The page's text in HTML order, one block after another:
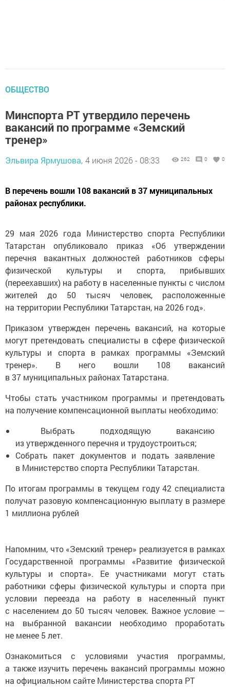
ОБЩЕСТВО
Минспорта РТ утвердило перечень
вакансий по программе «Земский
тренер»
Эльвира Ярмушова, 4 июня 2026 - 08:33 262 0 0
В перечень вошли 108 вакансий в 37 муниципальных
районах республики.
29 мая 2026 года Министерство спорта Республики
Татарстан опубликовало приказ «Об утверждении
перечня вакантных должностей работников сферы
физической культуры и спорта, прибывших
(переехавших) на работу в населенные пункты с числом
жителей до 50 тысяч человек, расположенные
на территории Республики Татарстан, на 2026 год».
Приказом утвержден перечень вакансий, на которые
могут претендовать специалисты в сфере физической
культуры и спорта в рамках программы «Земский
тренер». В него вошли 108 вакансий
в 37 муниципальных районах Татарстана.
Чтобы стать участником программы и претендовать
на получение компенсационной выплаты необходимо:
Выбрать подходящую вакансию
из утвержденного перечня и трудоустроиться;
Собрать пакет документов и подать заявление
в Министерство спорта Республики Татарстан.
По итогам программы в текущем году 42 специалиста
получат разовую компенсационную выплату в размере
1 миллиона рублей
Напомним, что «Земский тренер» реализуется в рамках
Государственной программы «Развитие физической
культуры и спорта». Ее участниками могут стать
работники сферы физической культуры и спорта при
условии переезда на работу в населенный пункт
с населением до 50 тысяч человек. Важное условие —
на выбранной вакансии необходимо проработать
не менее 5 лет.
Ознакомиться с условиями участия программы,
а также изучить перечень вакансий программы можно
на официальном сайте Министерства спорта РТ